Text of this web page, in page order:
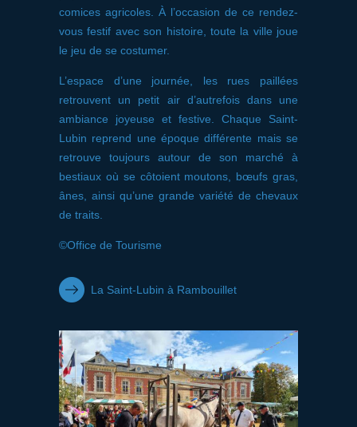
comices agricoles. À l’occasion de ce rendez-
vous festif avec son histoire, toute la ville joue
le jeu de se costumer.
L’espace d’une journée, les rues paillées
retrouvent un petit air d’autrefois dans une
ambiance joyeuse et festive. Chaque Saint-
Lubin reprend une époque différente mais se
retrouve toujours autour de son marché à
bestiaux où se côtoient moutons, bœufs gras,
ânes, ainsi qu’une grande variété de chevaux
de traits.
©Office de Tourisme
La Saint-Lubin à Rambouillet